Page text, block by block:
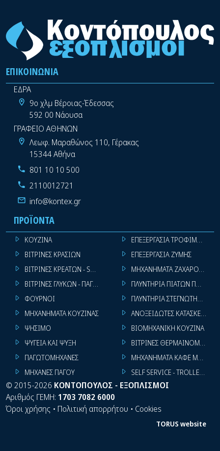
ΕΠΙΚΟΙΝΩΝΊΑ
ΕΔΡΑ
9ο χλμ Βέροιας-Έδεσσας
592 00 Νάουσα
ΓΡΑΦΕΙΟ ΑΘΗΝΩΝ
Λεωφ. Μαραθώνος 110, Γέρακας
15344 Αθήνα
801 10 10 500
2110012721
info@kontex.gr
ΠΡΟΪΌΝΤΑ
ΚΟΥΖΙΝΑ
ΒΙΤΡΙΝΕΣ ΚΡΑΣΙΩΝ
ΒΙΤΡΙΝΕΣ ΚΡΕΑΤΩΝ - SUPER MARKET
ΒΙΤΡΙΝΕΣ ΓΛΥΚΩΝ - ΠΑΓΩΤΩΝ
ΦΟΥΡΝΟΙ
ΜΗΧΑΝΗΜΑΤΑ ΚΟΥΖΙΝΑΣ
ΨΗΣΙΜΟ
ΨΥΓΕΙΑ ΚΑΙ ΨΥΞΗ
ΠΑΓΩΤΟΜΗΧΑΝΕΣ
ΜΗΧΑΝΕΣ ΠΑΓΟΥ
ΕΠΕΞΕΡΓΑΣΙΑ ΤΡΟΦΙΜΩΝ
ΕΠΕΞΕΡΓΑΣΙΑ ΖΥΜΗΣ
ΜΗΧΑΝΗΜΑΤΑ
ΠΛΥΝΤΗΡΙΑ ΠΙΑΤΩΝ
ΠΛΥΝΤΗΡΙΑ ΣΤΕΓΝΩΤΗΡΙΑ
ΑΝΟΞΕΙΔΩΤΕΣ ΚΑΤΑΣΚΕΥΕΣ
ΒΙΟΜΗΧΑΝΙΚΗ ΚΟΥΖΙΝΑ
ΒΙΤΡΙΝΕΣ ΘΕΡΜΑΙΝΟΜΕΝΕΣ
ΜΗΧΑΝΗΜΑΤΑ ΚΑΦΕ ΜΠΑΡ
SELF SERVICE - TROLLEY -
© 2015-2026 ΚΟΝΤΟΠΟΥΛΟΣ - ΕΞΟΠΛΙΣΜΟΙ
Αριθμός ΓΕΜΗ: 1703 7082 6000
Όροι χρήσης • Πολιτική απορρήτου • Cookies
TORUS website